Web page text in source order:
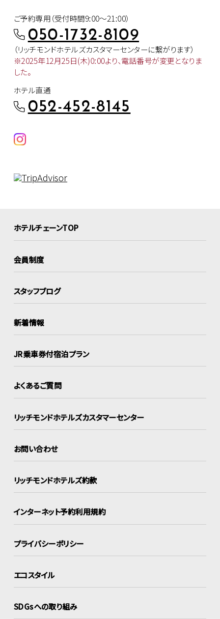
ご予約専用（受付時間9:00～21:00）
050-1732-8109
（リッチモンドホテルズカスタマーセンターに繋がります）
※2025年12月25日(木)0:00より、電話番号が変更となりま
した。
ホテル直通
052-452-8145
ホテルチェーンTOP
会員制度
スタッフブログ
新着情報
JR乗車券付宿泊プラン
よくあるご質問
リッチモンドホテルズカスタマーセンター
お問い合わせ
リッチモンドホテルズ約款
インターネット予約利用規約
プライバシーポリシー
エコスタイル
SDGsへの取り組み